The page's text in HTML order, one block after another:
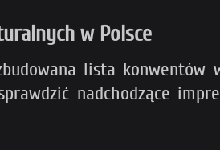
w Polsce
lista konwentów
nadchodzące